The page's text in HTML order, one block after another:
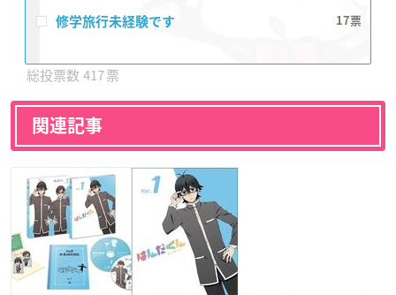
修学旅行未経験です 17
417
関連記事